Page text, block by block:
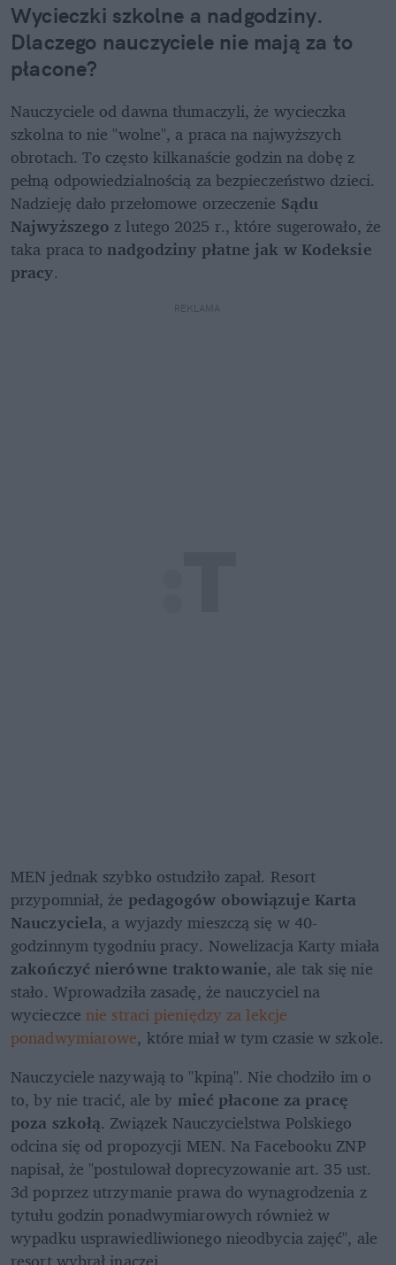
Wycieczki szkolne a nadgodziny.
Dlaczego nauczyciele nie mają za to
płacone?
Nauczyciele od dawna tłumaczyli, że wycieczka
szkolna to nie "wolne", a praca na najwyższych
obrotach. To często kilkanaście godzin na dobę z
pełną odpowiedzialnością za bezpieczeństwo dzieci.
Nadzieję dało przełomowe orzeczenie Sądu
Najwyższego z lutego 2025 r., które sugerowało, że
taka praca to nadgodziny płatne jak w Kodeksie
pracy.
REKLAMA
MEN jednak szybko ostudziło zapał. Resort
przypomniał, że pedagogów obowiązuje Karta
Nauczyciela, a wyjazdy mieszczą się w 40-
godzinnym tygodniu pracy. Nowelizacja Karty miała
zakończyć nierówne traktowanie, ale tak się nie
stało. Wprowadziła zasadę, że nauczyciel na
wycieczce nie straci pieniędzy za lekcje
ponadwymiarowe, które miał w tym czasie w szkole.
Nauczyciele nazywają to "kpiną". Nie chodziło im o
to, by nie tracić, ale by mieć płacone za pracę
poza szkołą. Związek Nauczycielstwa Polskiego
odcina się od propozycji MEN. Na Facebooku ZNP
napisał, że "postulował doprecyzowanie art. 35 ust.
3d poprzez utrzymanie prawa do wynagrodzenia z
tytułu godzin ponadwymiarowych również w
wypadku usprawiedliwionego nieodbycia zajęć", ale